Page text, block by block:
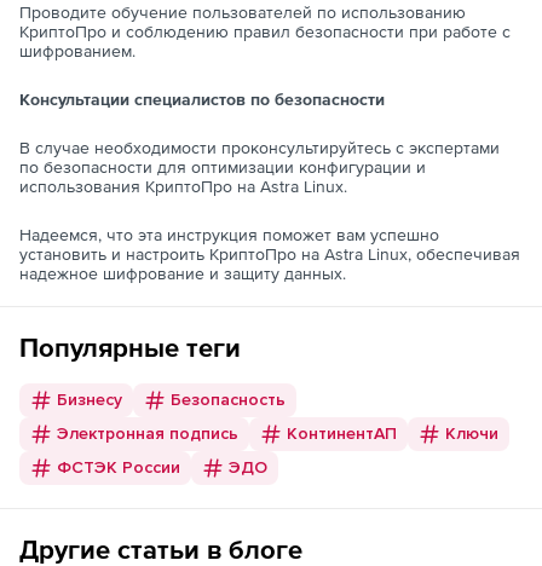
Проводите обучение пользователей по использованию
КриптоПро и соблюдению правил безопасности при работе с
шифрованием.
Консультации специалистов по безопасности
В случае необходимости проконсультируйтесь с экспертами
по безопасности для оптимизации конфигурации и
использования КриптоПро на Astra Linux.
Надеемся, что эта инструкция поможет вам успешно
установить и настроить КриптоПро на Astra Linux, обеспечивая
надежное шифрование и защиту данных.
Популярные теги
Бизнесу
Безопасность
Электронная подпись
КонтинентАП
Ключи
ФСТЭК России
ЭДО
Другие статьи в блоге